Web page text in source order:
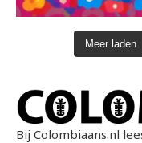
Meer laden
Bij Colombiaans.nl